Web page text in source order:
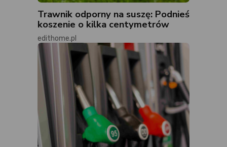
Trawnik odporny na suszę: Podnieś
koszenie o kilka centymetrów
edithome.pl